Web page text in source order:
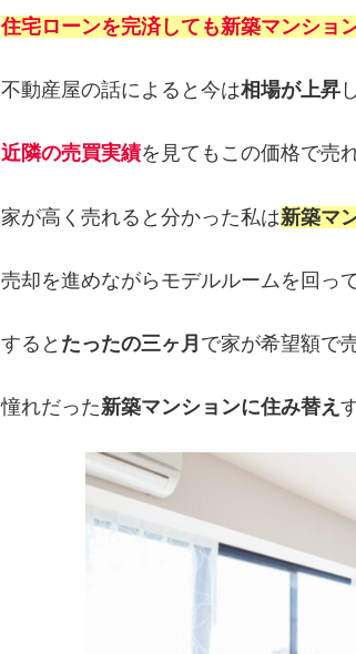
住宅ローンを完済しても新築マンショ
不動産屋の話によると今は相場が上昇
近隣の売買実績を見てもこの価格で売
家が高く売れると分かった私は新築マ
売却を進めながらモデルルームを回っ
すると たったの三ヶ月 で家が希望額で
憧れだった新築マンションに住み替え